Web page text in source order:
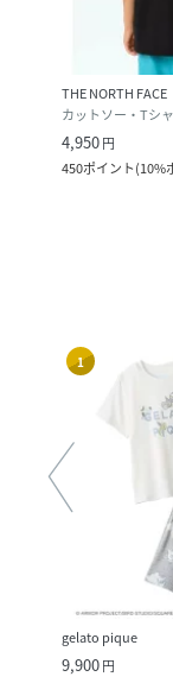
THE NORTH FACE
カットソー・Tシ
4,950円
450ポイント(10%
1
gelato pique
9,900円